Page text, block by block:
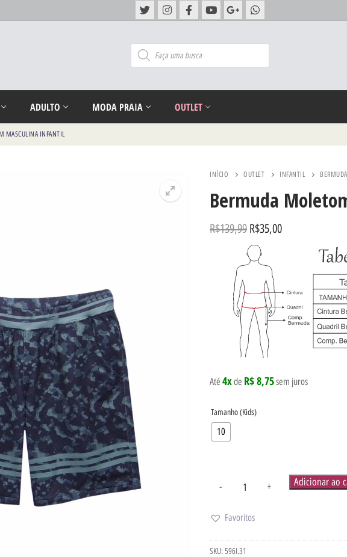
ADULTO MODA PRAIA OUTLET
MASCULINA INFANTIL
INÍCIO OUTLET INFANTIL
Bermuda
R$139,99 R$35,00
Até 4xde R$ 8,75sem juros
Tamanho (Kids)
10
- + Adicionar ao
Favoritos
SKU:596I.31